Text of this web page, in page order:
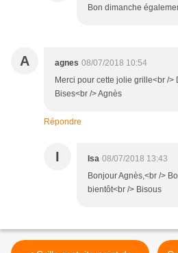
Bon dimanche
A agnes 08/07/2018 10:54
Merci pour cette jolie grille<br />
Bises<br /> Agnès
Répondre
I Isa 08/07/2018 13:43
Bonjour Agnès,<br />
bientôt<br /> Bisous